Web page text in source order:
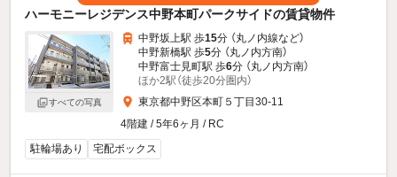
ハーモニーレジデンス中野本町パークサイドの賃貸物件
すべての写真
中野坂上駅 歩15分 （丸ノ内線など）
中野新橋駅 歩5分 （丸ノ内方南）
中野富士見町駅 歩6分 （丸ノ内方南）
ほか2駅（徒歩20分圏内）
東京都中野区本町５丁目30-11
4階建 / 5年6ヶ月 / RC
駐輪場あり
宅配ボックス